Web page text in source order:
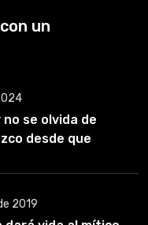
un
no se olvida de
desde que
2019